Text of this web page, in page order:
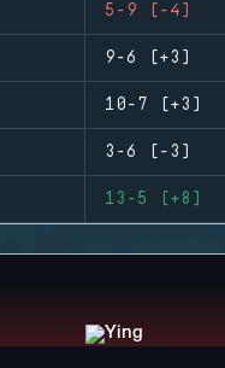
5-9 (-4)
9-6 (+3)
10-7 (+3)
3-6 (-3)
13-5 (+8)